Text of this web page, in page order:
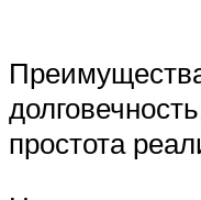
простота